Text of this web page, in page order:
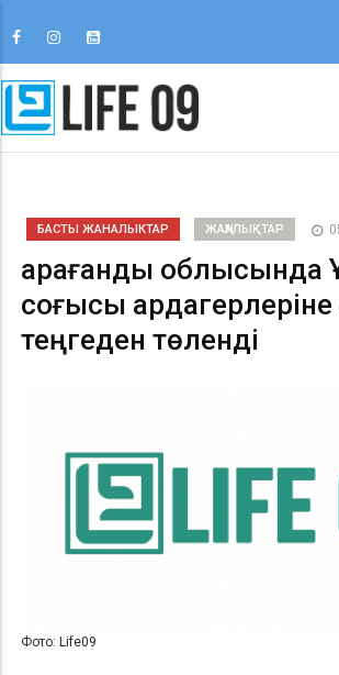
БАСТЫ ЖАНАЛЫКТАР ЖАҢАЛЫҚТАР
Қарағанды облысында
соғысы
теңгеден төленді
Фото: Life09